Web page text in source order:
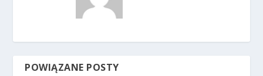
POWIĄZANE POSTY